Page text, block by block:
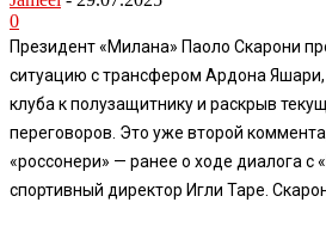
0
Президент «Милана» Паоло Скарони
ситуацию с трансфером Ардона
клуба к полузащитнику и раскрыв
переговоров. Это уже второй
«россонери» — ранее о ходе диалога с
спортивный директор Игли Таре.